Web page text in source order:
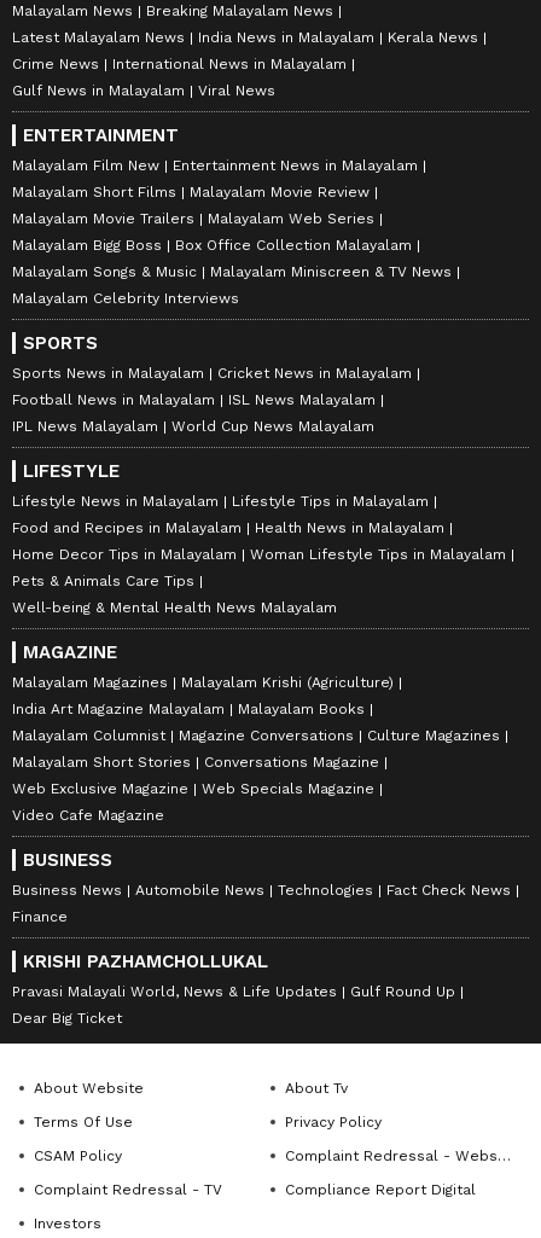
Malayalam News
Breaking Malayalam News
Latest Malayalam News
India News in Malayalam
Kerala News
Crime News
International News in Malayalam
Gulf News in Malayalam
Viral News
ENTERTAINMENT
Malayalam Film New
Entertainment News in Malayalam
Malayalam Short Films
Malayalam Movie Review
Malayalam Movie Trailers
Malayalam Web Series
Malayalam Bigg Boss
Box Office Collection Malayalam
Malayalam Songs & Music
Malayalam Miniscreen & TV News
Malayalam Celebrity Interviews
SPORTS
Sports News in Malayalam
Cricket News in Malayalam
Football News in Malayalam
ISL News Malayalam
IPL News Malayalam
World Cup News Malayalam
LIFESTYLE
Lifestyle News in Malayalam
Lifestyle Tips in Malayalam
Food and Recipes in Malayalam
Health News in Malayalam
Home Decor Tips in Malayalam
Woman Lifestyle Tips in Malayalam
Pets & Animals Care Tips
Well-being & Mental Health News Malayalam
MAGAZINE
Malayalam Magazines
Malayalam Krishi (Agriculture)
India Art Magazine Malayalam
Malayalam Books
Malayalam Columnist
Magazine Conversations
Culture Magazines
Malayalam Short Stories
Conversations Magazine
Web Exclusive Magazine
Web Specials Magazine
Video Cafe Magazine
BUSINESS
Business News Automobile News Technologies
Fact Check News
Finance
KRISHI PAZHAMCHOLLUKAL
Pravasi Malayali World, News & Life Updates
Gulf Round Up
Dear Big Ticket
About Website
About Tv
Terms Of Use
Privacy Policy
CSAM Policy
Complaint Redressal - Website
Complaint Redressal - TV
Compliance Report Digital
Investors